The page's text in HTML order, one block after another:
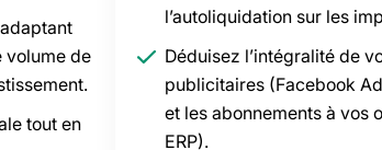
volume de
tout en
l’autoliquidation sur les
Déduisez l’intégralité de
publicitaires (Facebook
et les abonnements à vos
ERP).